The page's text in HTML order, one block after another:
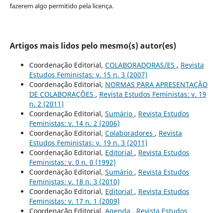
fazerem algo permitido pela licença.
Artigos mais lidos pelo mesmo(s) autor(es)
Coordenação Editorial, COLABORADORAS/ES , Revista
Estudos Feministas: v. 15 n. 3 (2007)
Coordenação Editorial, NORMAS PARA APRESENTAÇÃO
DE COLABORAÇÕES , Revista Estudos Feministas: v. 19
n. 2 (2011)
Coordenação Editorial, Sumário , Revista Estudos
Feministas: v. 14 n. 2 (2006)
Coordenação Editorial, Colaboradores , Revista
Estudos Feministas: v. 19 n. 3 (2011)
Coordenação Editorial, Editorial , Revista Estudos
Feministas: v. 0 n. 0 (1992)
Coordenação Editorial, Sumário , Revista Estudos
Feministas: v. 18 n. 3 (2010)
Coordenação Editorial, Editorial , Revista Estudos
Feministas: v. 17 n. 1 (2009)
Coordenação Editorial, Agenda , Revista Estudos